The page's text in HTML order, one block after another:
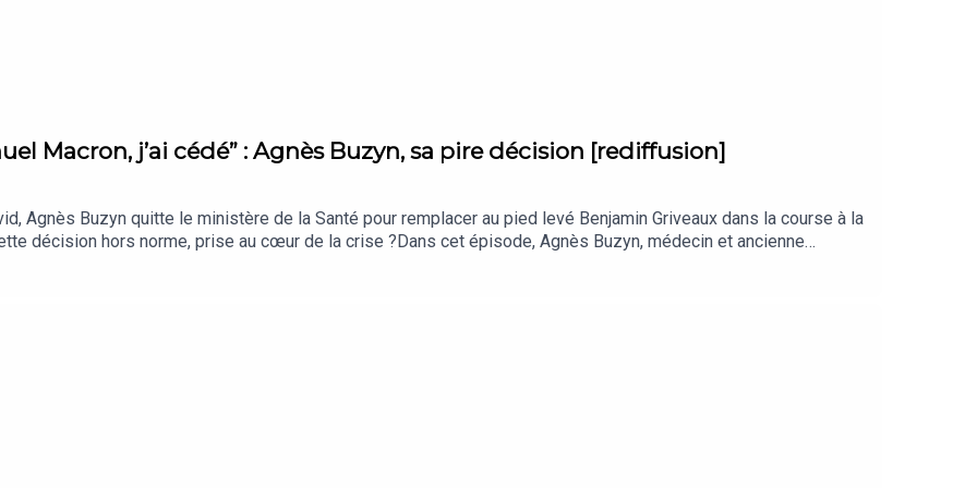
Macron, j’ai cédé” : Agnès Buzyn, sa pire décision [rediffusion]
Agnès Buzyn quitte le ministère de la Santé pour remplacer au pied levé Benjamin Griveaux dans la course à la
décision hors norme, prise au cœur de la crise ?Dans cet épisode, Agnès Buzyn, médecin et ancienne
d'Erwan Bruckert, rédacteur en chef adjoint du service politique de L’Express. Chaque semaine,
un grand patron, une dirigeante, une personnalité politique, un responsable militaire qui a dû, dans sa
Podcasts L'équipe : Présentation : Erwan BruckertMontage : Hugo DuportRéalisation : Jules
Mathieu Crédits : France Info, TF1, France 5 Musique et habillage : Emmanuel Herschon / Studio
: podcast@lexpress.fr Hébergé par Acast. Visitez acast.com/privacy pour plus d'informations.